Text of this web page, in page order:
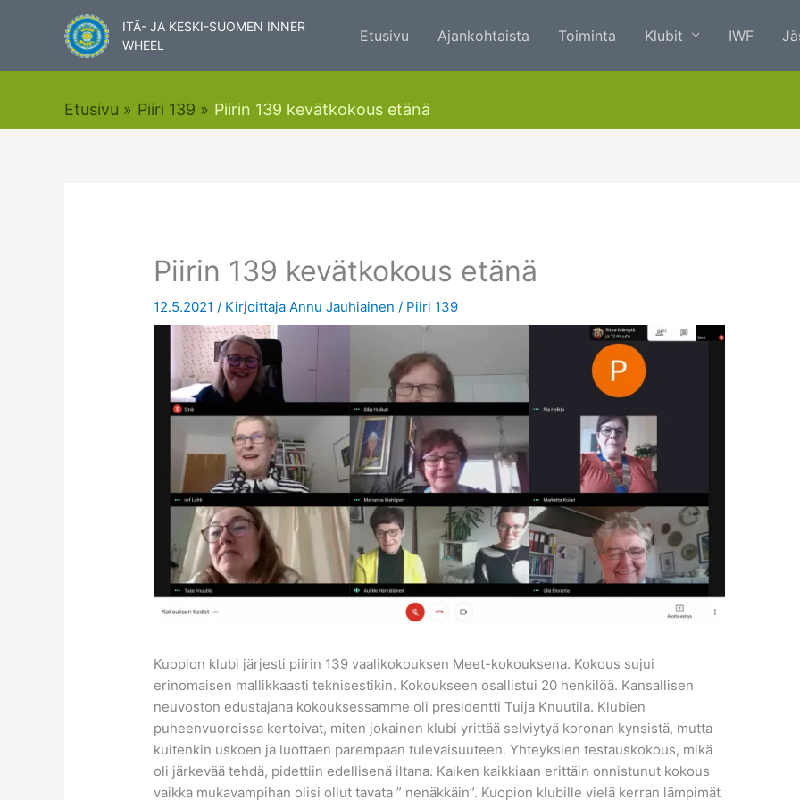
ITÄ- JA KESKI-SUOMEN INNER
WHEEL
Etusivu Ajankohtaista Toiminta Klubit IWF
Etusivu Piiri 139 Piirin 139 kevätkokous etänä
Piirin 139 kevätkokous etänä
12.5.2021/ KirjoittajaAnnu Jauhiainen/ Piiri 139
Kuopion klubi järjesti piirin 139 vaalikokouksen Meet-kokouksena. Kokous sujui
erinomaisen mallikkaasti teknisestikin. Kokoukseen osallistui 20 henkilöä. Kansallisen
neuvoston edustajana kokouksessamme oli presidentti Tuija Knuutila. Klubien
puheenvuoroissa kertoivat, miten jokainen klubi yrittää selviytyä koronan kynsistä, mutta
kuitenkin uskoen ja luottaen parempaan tulevaisuuteen. Yhteyksien testauskokous, mikä
oli järkevää tehdä, pidettiin edellisenä iltana. Kaiken kaikkiaan erittäin onnistunut kokous
vaikka mukavampihan olisi ollut tavata ” nenäkkäin”. Kuopion klubille vielä kerran lämpimät